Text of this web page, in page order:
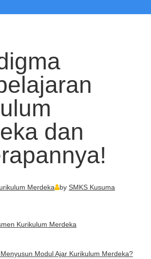
dan
Merdeka by SMKS Kusuma
Kurikulum Merdeka
Modul Ajar Kurikulum Merdeka?